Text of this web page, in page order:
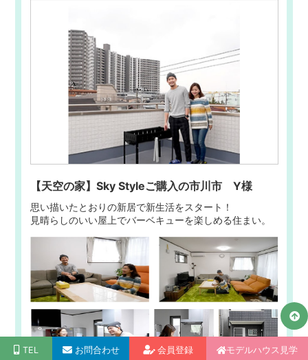
【天空の家】Sky Styleご購入の市川市 Y様
思い描いたとおりの新居で新生活をスタート！
見晴らしのいい屋上でバーベキューを楽しめる住まい。
TEL お問合わせ 会員登録 モデルハウス見学